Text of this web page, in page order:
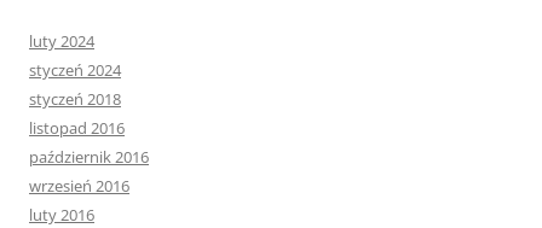
luty 2024
styczeń 2024
styczeń 2018
listopad 2016
październik 2016
wrzesień 2016
luty 2016